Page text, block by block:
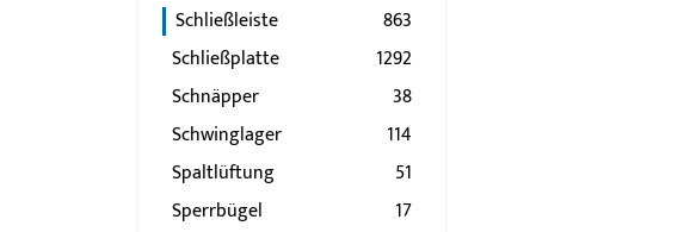
Schließleiste
863
Schließplatte
1292
Schnäpper
38
Schwinglager
114
Spaltlüftung
51
Sperrbügel
17